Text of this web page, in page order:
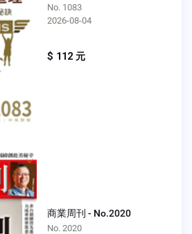
No. 1083
2026-08-04
$ 112 元
商業周刊 - No.2020
No. 2020